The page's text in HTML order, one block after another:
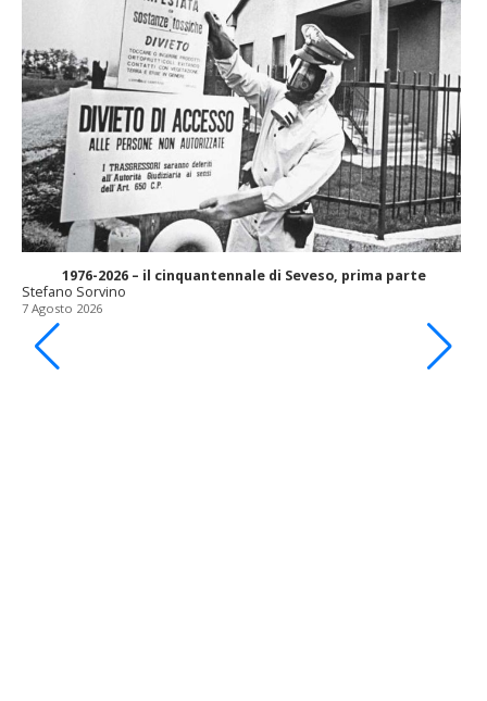
1976-2026 – il cinquantennale di Seveso, prima parte
Stefano Sorvino
7 Agosto 2026